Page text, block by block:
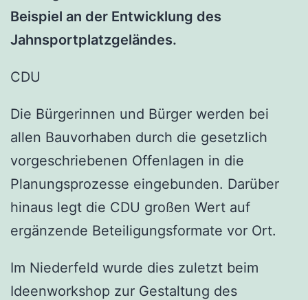
Beispiel an der Entwicklung des
Jahnsportplatzgeländes.
CDU
Die Bürgerinnen und Bürger werden bei
allen Bauvorhaben durch die gesetzlich
vorgeschriebenen Offenlagen in die
Planungsprozesse eingebunden. Darüber
hinaus legt die CDU großen Wert auf
ergänzende Beteiligungsformate vor Ort.
Im Niederfeld wurde dies zuletzt beim
Ideenworkshop zur Gestaltung des